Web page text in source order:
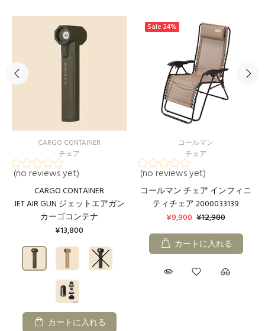
CARGO CONTAINER
チェア
(no reviews yet)
CARGO CONTAINER
JET AIR GUN ジェットエアガン
カーゴコンテナ
¥13,800
カートに入れる
Sale 24%
コールマン
チェア
(no reviews yet)
コールマン チェア インフィニ
ティチェア 2000033139
¥9,900 ¥12,980
カートに入れる